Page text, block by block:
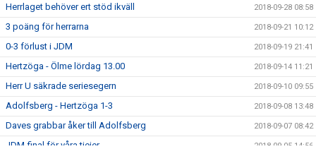
Herrlaget behöver ert stöd ikväll 2018-09-28 08:58
3 poäng för herrarna 2018-09-21 10:12
0-3 förlust i JDM 2018-09-19 21:41
Hertzöga - Ölme lördag 13.00 2018-09-14 11:21
Herr U säkrade seriesegern 2018-09-10 09:55
Adolfsberg - Hertzöga 1-3 2018-09-08 13:48
Daves grabbar åker till Adolfsberg 2018-09-07 08:42
JDM-final för våra tjejer 2018-09-05 14:56